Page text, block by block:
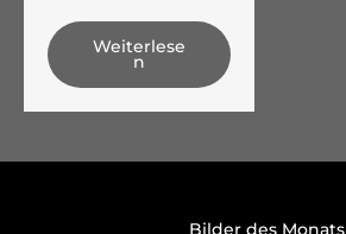
Weiterlese
n
Bilder des Monats